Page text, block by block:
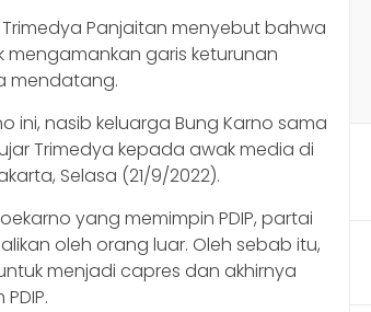
Panjaitan menyebut bahwa
garis keturunan
mendatang.
ini, nasib keluarga Bung Karno sama
Trimedya kepada awak media di
Selasa (21/9/2022).
yang memimpin PDIP, partai
oleh orang luar. Oleh sebab itu,
menjadi capres dan akhirnya